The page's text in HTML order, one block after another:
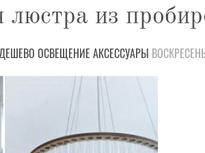
люстра из
ОСВЕЩЕНИЕ АКСЕССУАРЫ